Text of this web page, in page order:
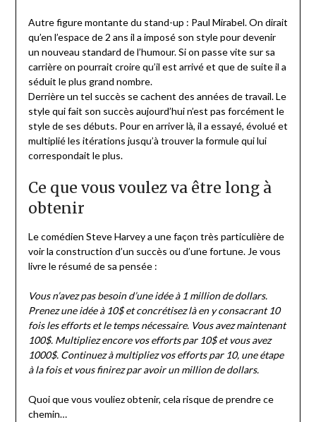
Autre figure montante du stand-up : Paul Mirabel. On dirait
qu’en l’espace de 2 ans il a imposé son style pour devenir
un nouveau standard de l’humour. Si on passe vite sur sa
carrière on pourrait croire qu’il est arrivé et que de suite il a
séduit le plus grand nombre.
Derrière un tel succès se cachent des années de travail. Le
style qui fait son succès aujourd’hui n’est pas forcément le
style de ses débuts. Pour en arriver là, il a essayé, évolué et
multiplié les itérations jusqu’à trouver la formule qui lui
correspondait le plus.
Ce que vous voulez va être long à
obtenir
Le comédien Steve Harvey a une façon très particulière de
voir la construction d’un succès ou d’une fortune. Je vous
livre le résumé de sa pensée :
Vous n’avez pas besoin d’une idée à 1 million de dollars.
Prenez une idée à 10$ et concrétisez là en y consacrant 10
fois les efforts et le temps nécessaire. Vous avez maintenant
100$. Multipliez encore vos efforts par 10$ et vous avez
1000$. Continuez à multipliez vos efforts par 10, une étape
à la fois et vous finirez par avoir un million de dollars.
Quoi que vous vouliez obtenir, cela risque de prendre ce
chemin…